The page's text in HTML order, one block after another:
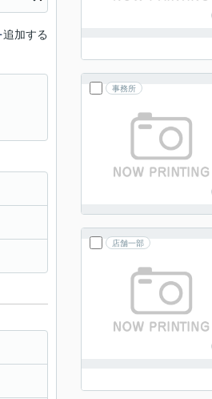
事務所
店舗一部
追加する